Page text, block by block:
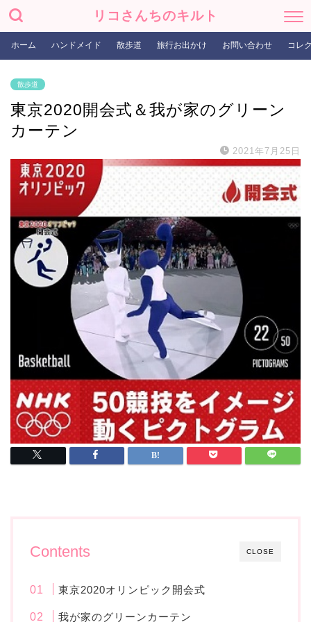
リコさんちのキルト
ホーム ハンドメイド 散歩道 旅行お出かけ お問い合わせ コレ
散歩道
東京2020開会式＆我が家のグリーン
カーテン
2021年7月25日
CLOSE
Contents
東京2020オリンピック開会式
我が家のグリーンカーテン